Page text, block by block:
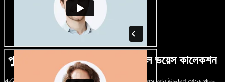
পুরুষ-নারী ভেদে নানান উচ্চারণে বিশাল ভয়েস কালেকশন